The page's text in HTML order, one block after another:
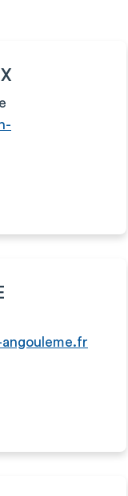
angouleme.fr